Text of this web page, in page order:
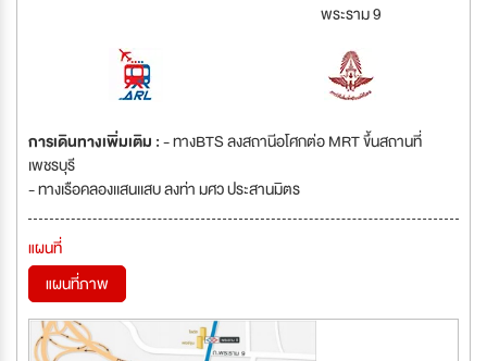
พระราม 9
การเดินทางเพิ่มเติม :- ทางBTS ลงสถานีอโศกต่อ MRT ขึ้นสถานที่
เพชรบุรี
- ทางเรือคลองเเสนเเสบ ลงท่า มศว ประสานมิตร
แผนที่
แผนที่ภาพ